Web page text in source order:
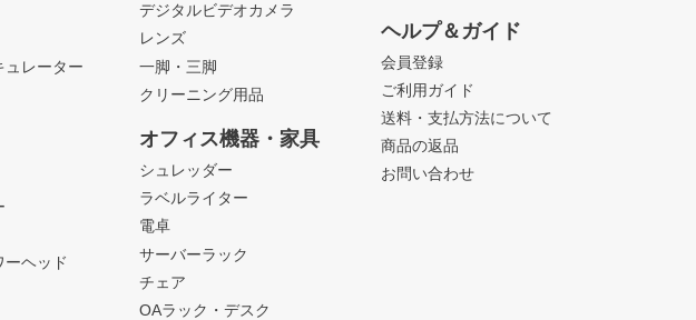
ュレーター
ーヘッド
デジタルビデオカメラ
レンズ
一脚・三脚
クリーニング用品
オフィス機器・家具
シュレッダー
ラベルライター
電卓
サーバーラック
チェア
OAラック・デスク
ヘルプ＆ガイド
会員登録
ご利用ガイド
送料・支払方法について
商品の返品
お問い合わせ